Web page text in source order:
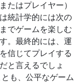
たはプレイヤー）
統計学的には次の
でゲームを楽しむ
。最終的には、運
信じてプレイする
と言えるでしょ
も、公平なゲーム